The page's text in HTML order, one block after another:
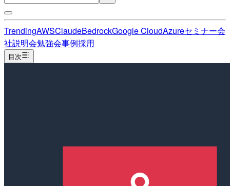
TrendingAWSClaudeBedrockGoogle CloudAzureセミナー会
社説明会勉強会事例採用
目次